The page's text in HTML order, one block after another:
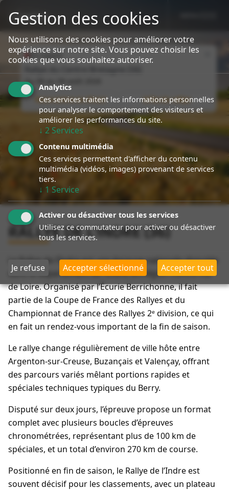
sport event
Specialiste Porsche Rallye
En cours
Du
Nous suivre en direct Infos du rallye
RALLYE DE L'INDRE (36)
Le Rallye de l’Indre est une épreuve nationale disputée
dans le département de l’Indre, en région Centre-Val
de Loire. Organisé par l’Écurie Berrichonne, il fait
partie de la Coupe de France des Rallyes et du
Championnat de France des Rallyes 2ᵉ division, ce qui
en fait un rendez-vous important de la fin de saison.
Le rallye change régulièrement de ville hôte entre
Argenton-sur-Creuse, Buzançais et Valençay, offrant
des parcours variés mêlant portions rapides et
spéciales techniques typiques du Berry.
Disputé sur deux jours, l’épreuve propose un format
complet avec plusieurs boucles d’épreuves
chronométrées, représentant plus de 100 km de
spéciales, et un total d’environ 270 km de course.
Positionné en fin de saison, le Rallye de l’Indre est
souvent décisif pour les classements, avec un plateau
Gestion des cookies
Nous utilisons des cookies pour améliorer votre
expérience sur notre site. Vous pouvez choisir les
cookies que vous souhaitez autoriser.
Analytics
Ces services traitent les informations personnelles
pour analyser le comportement des visiteurs et
améliorer les performances du site.
↓ 2 Services
Contenu multimédia
Ces services permettent d'afficher du contenu
multimédia (vidéos, images) provenant de services
tiers.
↓ 1 Service
Activer ou désactiver tous les services
Utilisez ce commutateur pour activer ou désactiver
tous les services.
Je refuse Accepter sélectionné Accepter tout